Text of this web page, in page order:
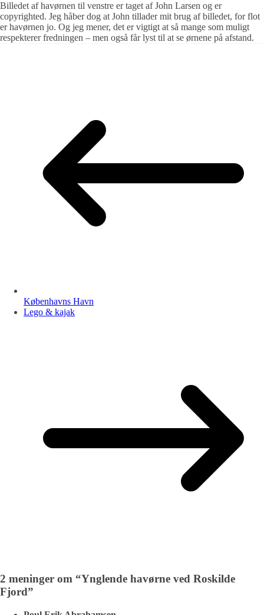
Billedet af havørnen til venstre er taget af John Larsen og er
copyrighted. Jeg håber dog at John tillader mit brug af billedet, for flot
er havørnen jo. Og jeg mener, det er vigtigt at så mange som muligt
respekterer fredningen – men også får lyst til at se ørnene på afstand.
Københavns Havn
Lego & kajak
2 meninger om “Ynglende havørne ved Roskilde
Fjord”